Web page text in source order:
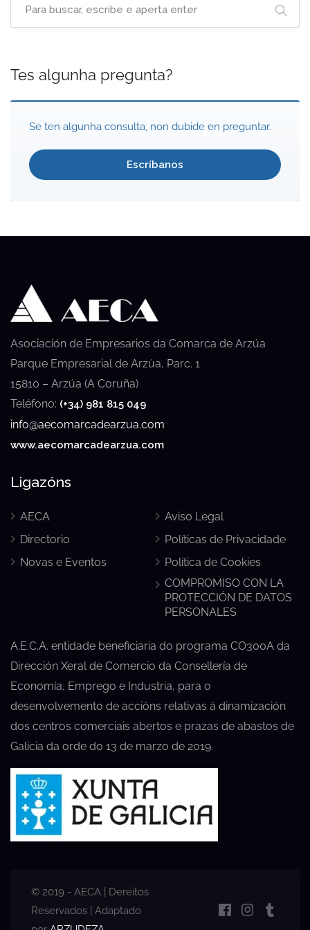
Tes algunha pregunta?
Se ten algunha consulta, non dubide en preguntar.
Escríbanos
Asociación de Empresarios da Comarca de Arzúa
Parque Empresarial de Arzúa, Parc. 1
15810 – Arzúa (A Coruña)
Teléfono: (+34) 981 815 049
info@aecomarcadearzua.com
www.aecomarcadearzua.com
Ligazóns
AECA
Directorio
Novas e Eventos
Aviso Legal
Políticas de Privacidade
Política de Cookies
COMPROMISO CON LA
PROTECCIÓN DE DATOS
PERSONALES
A.E.C.A. entidade beneficiaria do programa CO300A da
Dirección Xeral de Comercio da Consellería de
Economía, Emprego e Industria, para o
desenvolvemento de accións relativas á dinamización
dos centros comerciais abertos e prazas de abastos de
Galicia da orde do 13 de marzo de 2019.
© 2019 - AECA | Dereitos
Reservados | Adaptado